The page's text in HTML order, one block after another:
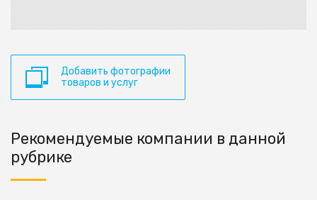
Добавить фотографии
товаров и услуг
Рекомендуемые компании в данной
рубрике